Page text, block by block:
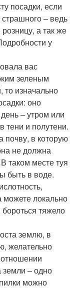
посадки, если
страшного – ведь
а так же
у
вас
зеленым
то изначально
оно
– утром или
тени и полутени.
почву, в которую
не должна
таком месте туя
быть в воде.
можете локально
тяжело
землю, в
желательно
земли – одно
можно